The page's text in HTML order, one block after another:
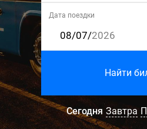
Дата поездки
Найти
Сегодня Завтра